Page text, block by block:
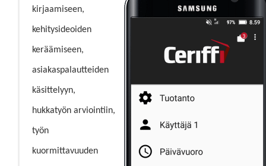
kirjaamiseen,
kehitysideoiden
keräämiseen,
asiakaspalautteiden
käsittelyyn,
hukkatyön arviointiin,
työn
kuormittavuuden